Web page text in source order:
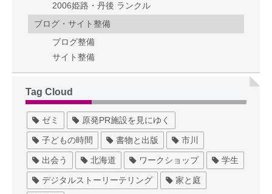
2006姫路・丹後 ランクル
ブログ・サイト整備
ブログ整備
サイト整備
Tag Cloud
ゼミ 原発PR施設を見にゆく
子どもの時間 書物と出版 市川
出会う 北海道 ワークショップ 学生
デジタルストーリーテリング 家と庭